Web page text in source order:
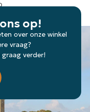
op!
over onze winkel
vraag?
verder!